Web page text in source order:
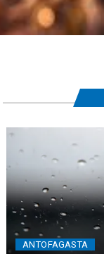
ANTOFAGASTA